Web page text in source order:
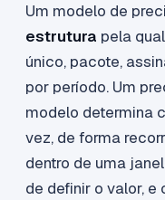
Um modelo de
estrutura pela
único, pacote,
por período. Um
modelo determina
vez, de forma
dentro de uma
de definir o valor, e